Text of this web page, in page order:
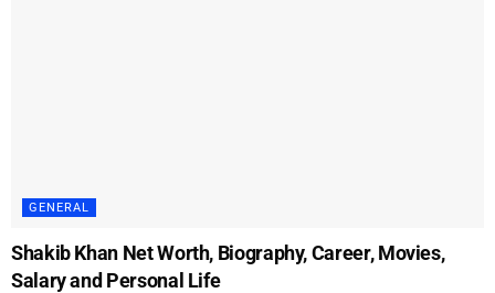
GENERAL
Shakib Khan Net Worth, Biography, Career, Movies,
Salary and Personal Life